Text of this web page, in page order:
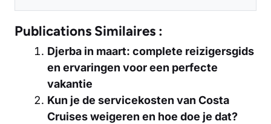
Publications Similaires :
Djerba in maart: complete reizigersgids
en ervaringen voor een perfecte
vakantie
Kun je de servicekosten van Costa
Cruises weigeren en hoe doe je dat?